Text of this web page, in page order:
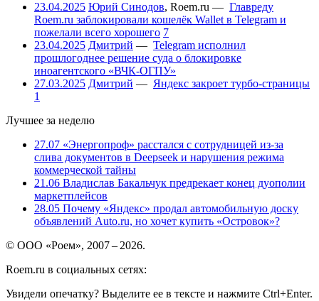
23.04.2025 Юрий Синодов, Roem.ru — Главреду
Roem.ru заблокировали кошелёк Wallet в Telegram и
пожелали всего хорошего 7
23.04.2025 Дмитрий — Telegram исполнил
прошлогоднее решение суда о блокировке
иноагентского «ВЧК-ОГПУ»
27.03.2025 Дмитрий — Яндекс закроет турбо-страницы
1
Лучшее за неделю
27.07 «Энергопроф» расстался с сотрудницей из-за
слива документов в Deepseek и нарушения режима
коммерческой тайны
21.06 Владислав Бакальчук предрекает конец дуополии
маркетплейсов
28.05 Почему «Яндекс» продал автомобильную доску
объявлений Auto.ru, но хочет купить «Островок»?
© ООО «Роем», 2007 – 2026.
Roem.ru в социальных сетях:
Увидели опечатку? Выделите ее в тексте и нажмите Ctrl+Enter.